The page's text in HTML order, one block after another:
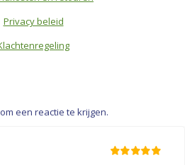
Privacy beleid
een reactie te krijgen.